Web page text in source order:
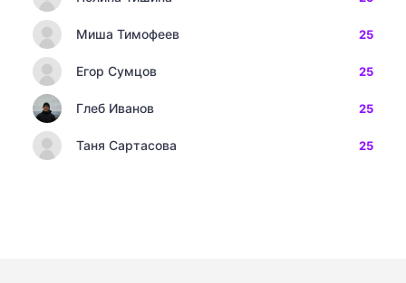
Миша Тимофеев 25
Егор Сумцов 25
Глеб Иванов 25
Таня Сартасова 25